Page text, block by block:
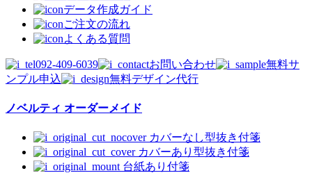
データ作成ガイド
ご注文の流れ
よくある質問
092-409-6039 お問い合わせ
無料サ
ンプル申込
無料デザイン代行
ノベルティ オーダーメイド
カバーなし型抜き付箋
カバーあり型抜き付箋
台紙あり付箋